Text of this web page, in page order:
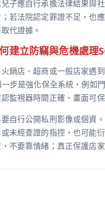
子應自行承擔法律結果與
若法院認定罪證不足，也
代證據。
建立防竊與危機處理
鍋店、超商或一般店家遇
一步是強化保全系統，例如
監視器時間正確、畫面可
自行公開私刑影像或個資
未經查證的指控，也可能
不要靠情緒；真正保護店